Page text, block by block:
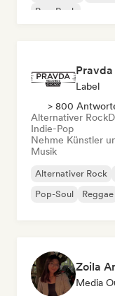
Pop-Rock
Label
> 800
Alternativer Rock
Indie-Pop
Nehme Künstler
Musik
Alternativer Rock
Pop-Soul
Reggae
Zoila
Media